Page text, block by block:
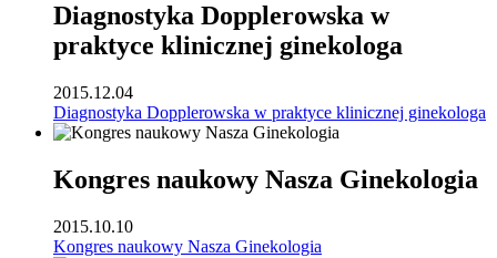
Diagnostyka Dopplerowska w
praktyce klinicznej ginekologa
2015.12.04
Diagnostyka Dopplerowska w praktyce klinicznej ginekologa
Kongres naukowy Nasza Ginekologia
2015.10.10
Kongres naukowy Nasza Ginekologia